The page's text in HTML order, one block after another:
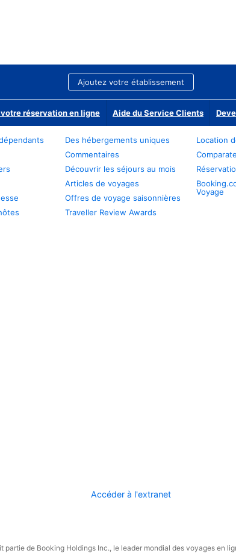
Ajoutez votre établissement
réservation en ligne Aide du Service Clients
Des hébergements uniques
Commentaires
Découvrir les séjours au mois
Articles de voyages
Offres de voyage saisonnières
Traveller Review Awards
Location
Voyage
Accéder à l'extranet
partie de Booking Holdings Inc., le leader mondial des voyages en